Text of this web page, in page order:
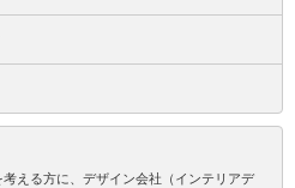
える方に、デザイン会社（インテリアデ